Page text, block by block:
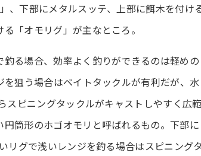
、下部にメタルスッテ、上部に餌木を付け
「オモリグ」が主なところ。
る場合、効率よく釣りができるのは軽めの
を狙う場合はベイトタックルが有利だが、水
ピニングタックルがキャストしやすく広範
筒形のホゴオモリと呼ばれるもの。下部に
リグで浅いレンジを釣る場合はスピニングタ